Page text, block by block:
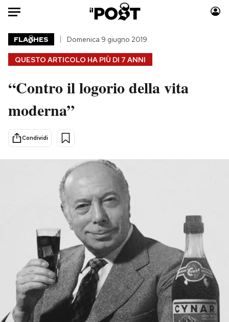
Auto
HOME
Italia
Politica
Tecnologia
Internet
Scienza
Economia
Moda
Media
Mondiali calcio 2026
PODCAST
NEWSLETTER
I MIEI PREFERITI
QUESTO ARTICOLO HA PIÙ DI 7 ANNI
FLA HES Domenica 9 giugno 2019
“Contro il logorio della vita
moderna”
Condividi